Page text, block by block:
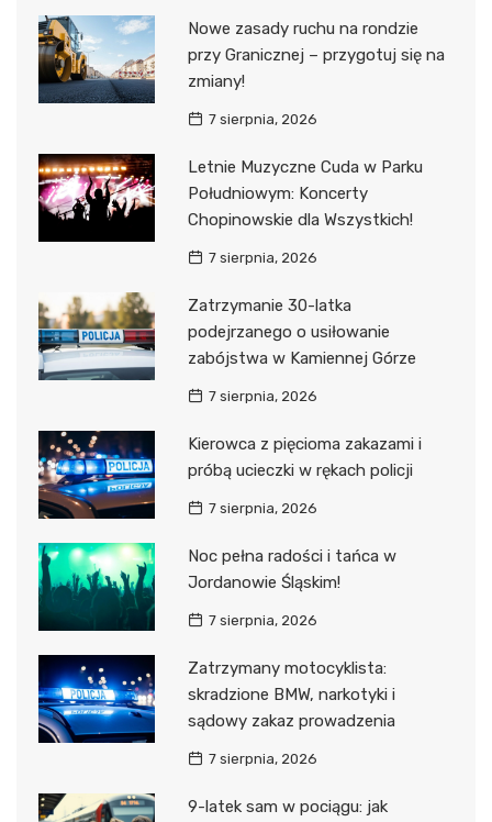
Nowe zasady ruchu na rondzie
przy Granicznej – przygotuj się na
zmiany!
7 sierpnia, 2026
Letnie Muzyczne Cuda w Parku
Południowym: Koncerty
Chopinowskie dla Wszystkich!
7 sierpnia, 2026
Zatrzymanie 30-latka
podejrzanego o usiłowanie
zabójstwa w Kamiennej Górze
7 sierpnia, 2026
Kierowca z pięcioma zakazami i
próbą ucieczki w rękach policji
7 sierpnia, 2026
Noc pełna radości i tańca w
Jordanowie Śląskim!
7 sierpnia, 2026
Zatrzymany motocyklista:
skradzione BMW, narkotyki i
sądowy zakaz prowadzenia
7 sierpnia, 2026
9-latek sam w pociągu: jak